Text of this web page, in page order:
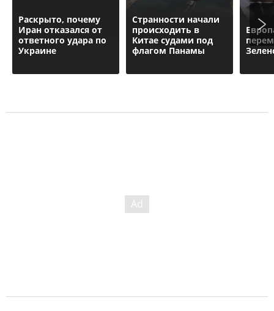
Раскрыто, почему
Иран отказался от
ответного удара по
Украине
Странности начали
происходить в
Китае судами под
флагом Панамы